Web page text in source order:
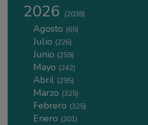
2026 (2038)
Agosto (65)
Julio (226)
Junio (259)
Mayo (242)
Abril (295)
Marzo (325)
Febrero (325)
Enero (301)